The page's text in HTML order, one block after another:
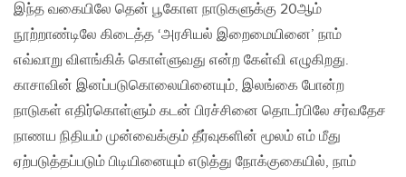
இந்த வகையிலே தென் பூகோள நாடுகளுக்கு 20ஆம்
நூற்றாண்டிலே கிடைத்த ‘அரசியல் இறைமையினை’ நாம்
எவ்வாறு விளங்கிக் கொள்ளுவது என்ற கேள்வி எழுகிறது.
காசாவின் இனப்படுகொலையினையும், இலங்கை போன்ற
நாடுகள் எதிர்கொள்ளும் கடன் பிரச்சினை தொடர்பிலே சர்வதேச
நாணய நிதியம் முன்வைக்கும் தீர்வுகளின் மூலம் எம் மீது
ஏற்படுத்தப்படும் பிடியினையும் எடுத்து நோக்குகையில், நாம்